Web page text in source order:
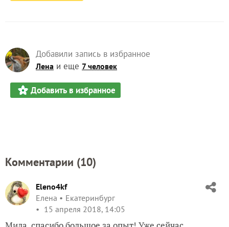
Добавили запись в избранное
Лена и еще 7 человек
Добавить в избранное
Комментарии (10)
Eleno4kf
Елена
Екатеринбург
15 апреля 2018, 14:05